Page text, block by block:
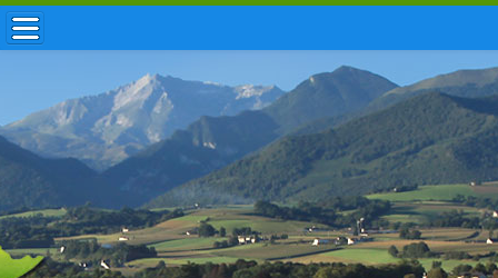
ACCUEIL / INFOS
MUNICIPALITÉ
VIE LOCALE
ENFANCE
TOURISME